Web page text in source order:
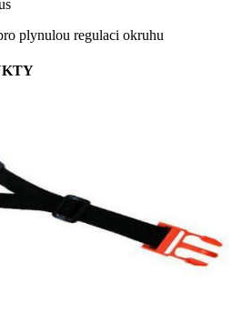
plynulou regulaci okruhu